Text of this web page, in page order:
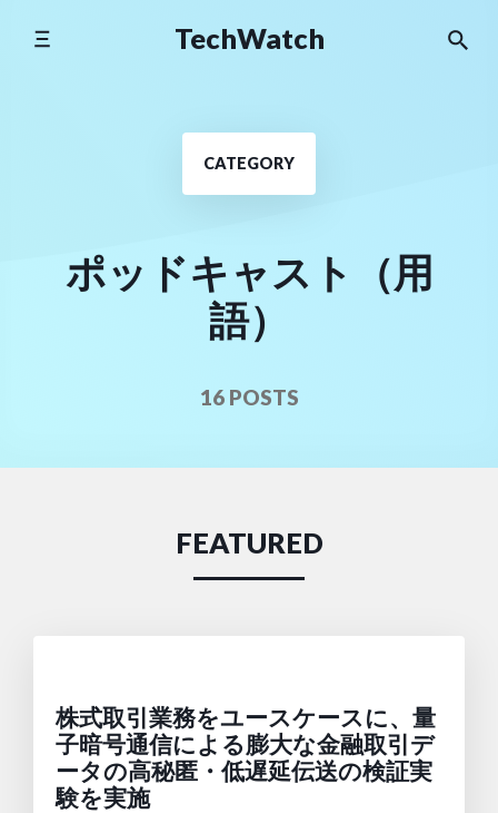
TechWatch
CATEGORY
ポッドキャスト（用
語）
16 POSTS
FEATURED
株式取引業務をユースケースに、量
子暗号通信による膨大な金融取引デ
ータの高秘匿・低遅延伝送の検証実
験を実施